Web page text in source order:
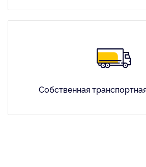
Собственная